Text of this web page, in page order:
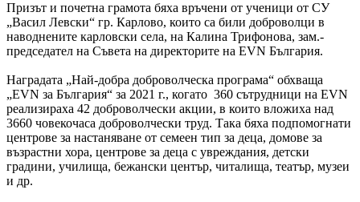
Призът и почетна грамота бяха връчени от ученици от СУ
„Васил Левски“ гр. Карлово, които са били доброволци в
наводнените карловски села, на Калина Трифонова, зам.-
председател на Съвета на директорите на EVN България.
Наградата „Най-добра доброволческа програма“ обхваща
„ЕVN за България“ за 2021 г., когато 360 сътрудници на EVN
реализираха 42 доброволчески акции, в които вложиха над
3660 човекочаса доброволчески труд. Така бяха подпомогнати
центрове за настаняване от семеен тип за деца, домове за
възрастни хора, центрове за деца с увреждания, детски
градини, училища, бежански център, читалища, театър, музеи
и др.